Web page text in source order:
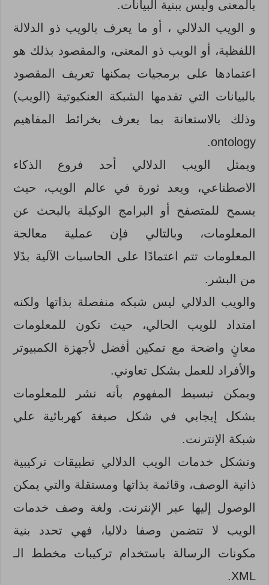
بالمعنى وليس ببنية البيانات.
و الويب الدلالي ، أو ما يعرف بالويب ذو الدلالة
اللفظية، أو الويب ذو المعنى، والمقصود بذلك هو
اعتمادها على برمجيات يمكنها تعريف المقصود
بالبيانات التي تقدمها الشبكة العنكبوتية (الويب)
وذلك بالاستعانة بما يعرف بخرائط المفاهيم
ontology.
ويمثل الويب الدلالي أحد فروع الذكاء
الاصطناعي، ويعد ثورة في عالم الويب، حيث
يسمح للمتصفح أو البرامج الوكيلة بالبحث عن
المعلومات، وبالتالي فإن عملية معالجة
المعلومات تتم اعتمادًا على الحاسبات الآلية بدًلا
من البشر.
والويب الدلالي ليس شبكه منفصلة بذاتها ولكنه
امتداد للويب الحالي، حيث تكون للمعلومات
معانٍ واضحة مع تمكين أفضل لأجهزة الكمبيوتر
والأفراد للعمل بشكل تعاوني.
ويمكن تبسيط المفهوم بأنه نشر للمعلومات
بشكل إيجابي في شكل صيغة كهربائية علي
شبكة الإنترنت.
وتشكل خدمات الويب الدلالي تطبيقات تركيبية
ذاتية الوصف، وقائمة بذاتها ومستقلة والتي يمكن
الوصول إليها عبر الإنترنت. ولغة وصف خدمات
الويب لا تتضمن وصفا دلاليا، فهي تحدد بنية
مكونات الرسالة باستخدام تركيبات مخطط الـ
XML.